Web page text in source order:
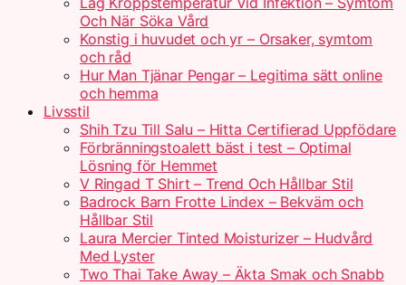
Och När Söka Vård
Konstig i huvudet och yr – Orsaker, symtom
och råd
Hur Man Tjänar Pengar – Legitima sätt online
och hemma
Livsstil
Shih Tzu Till Salu – Hitta Certifierad Uppfödare
Förbränningstoalett bäst i test – Optimal
Lösning för Hemmet
V Ringad T Shirt – Trend Och Hållbar Stil
Badrock Barn Frotte Lindex – Bekväm och
Hållbar Stil
Laura Mercier Tinted Moisturizer – Hudvård
Med Lyster
Two Thai Take Away – Äkta Smak och Snabb